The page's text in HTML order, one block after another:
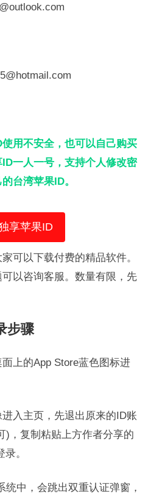
用不安全，也可以自己购买
一人一号，支持个人修改密
台湾苹果ID。
享苹果ID
可以下载付费的精品软件。
以咨询客服。数量有限，先
步骤
上的App Store蓝色图标进
入主页，先退出原来的ID账
)，复制粘贴上方作者分享的
。
中，会跳出双重认证弹窗，